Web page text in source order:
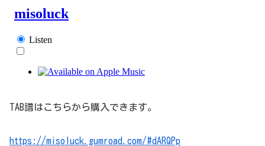
TAB譜はこちらから購入できます。
https://misoluck.gumroad.com/#dARQPp